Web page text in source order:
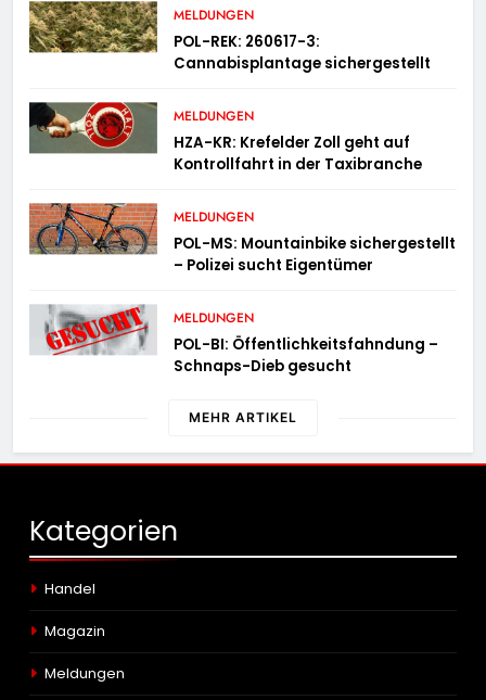
MELDUNGEN
POL-REK: 260617-3:
Cannabisplantage sichergestellt
MELDUNGEN
HZA-KR: Krefelder Zoll geht auf
Kontrollfahrt in der Taxibranche
MELDUNGEN
POL-MS: Mountainbike sichergestellt
– Polizei sucht Eigentümer
MELDUNGEN
POL-BI: Öffentlichkeitsfahndung –
Schnaps-Dieb gesucht
MEHR ARTIKEL
Kategorien
Handel
Magazin
Meldungen